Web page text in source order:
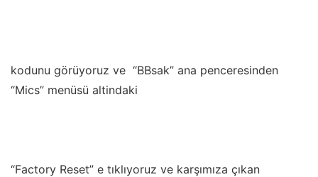
kodunu görüyoruz ve “BBsak” ana penceresinden
“Mics” menüsü altindaki
“Factory Reset” e tıklıyoruz ve karşımıza çıkan